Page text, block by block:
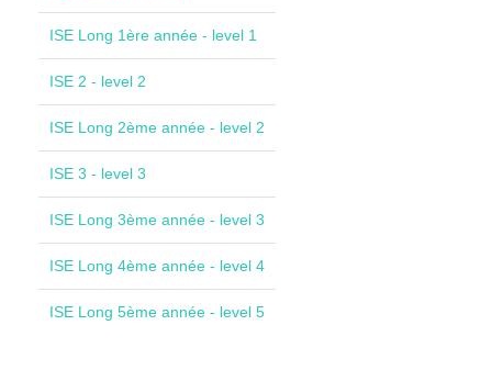
ISE Long 1ère année - level 1
ISE 2 - level 2
ISE Long 2ème année - level 2
ISE 3 - level 3
ISE Long 3ème année - level 3
ISE Long 4ème année - level 4
ISE Long 5ème année - level 5